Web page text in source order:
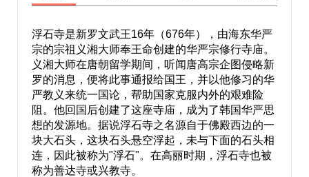
浮石寺是新罗文武王16年（676年），由海东华严
宗的宗祖义湘大师奉王命创建的华严宗修行寺庙。
义湘大师在唐朝留学期间，听闻唐高宗企图侵略新
罗的消息，便将此事通报给国王，并以他修习的华
严教义来统一国论，帮助国家克服内外的艰难险
阻。他回国后创建了这座寺庙，成为了韩国华严思
想的发源地。据说浮石寺之名源自于佛殿西边的一
块大石头，这块石头悬空浮起，未与下面的石头相
连，因此被称为"浮石"。在高丽时期，浮石寺也被
称为善达寺或兴教寺。